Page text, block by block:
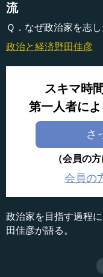
流
Ｑ．なぜ政治家を志
政治と経済野田佳彦
スキマ時
第一人者に
さ
（会員の
会員の
政治家を目指す過程
田佳彦が語る。
収録日：2013年11月